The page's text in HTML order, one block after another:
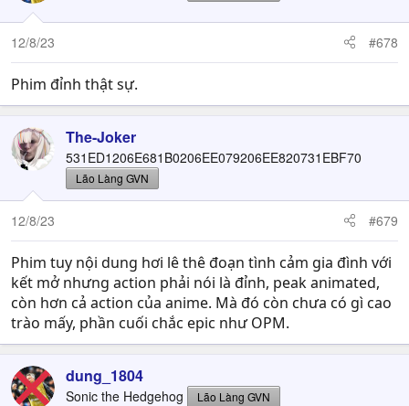
12/8/23 #678
Phim đỉnh thật sự.
The-Joker
531ED1206E681B0206EE079206EE820731EBF70
Lão Làng GVN
12/8/23 #679
Phim tuy nội dung hơi lê thê đoạn tình cảm gia đình với
kết mở nhưng action phải nói là đỉnh, peak animated,
còn hơn cả action của anime. Mà đó còn chưa có gì cao
trào mấy, phần cuối chắc epic như OPM.
dung_1804
Sonic the Hedgehog Lão Làng GVN